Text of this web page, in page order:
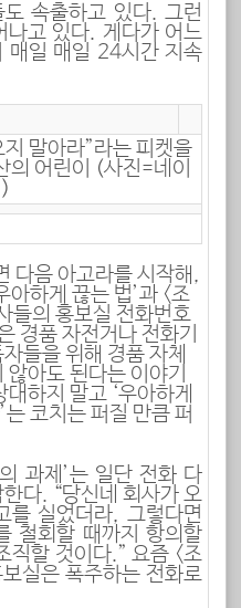
속출하고 있다. 그런
나고 있다. 게다가 어느
매일 매일 24시간 지속
말아라”라는 피켓을
의 어린이 (사진=네이
다음 아고라를 시작해,
아하게 끊는 법’과 <조
들의 홍보실 전화번호
경품 자전거나 전화기
들을 위해 경품 자체
아도 된다는 이야기
하지 말고 ‘우아하게
코치는 퍼질 만큼 퍼
과제’는 일단 전화 다
다. “당신네 회사가 오
를 실었더라, 그렇다면
철회할 때까지 항의할
직할 것이다.” 요즘 <조
실은 폭주하는 전화로